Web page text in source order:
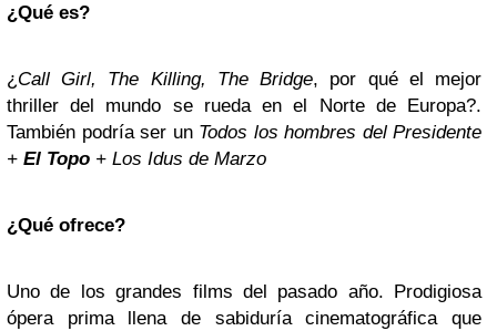
¿Qué es?
¿Call Girl, The Killing, The Bridge, por qué el mejor
thriller del mundo se rueda en el Norte de Europa?.
También podría ser un Todos los hombres del Presidente
+ El Topo + Los Idus de Marzo
¿Qué ofrece?
Uno de los grandes films del pasado año. Prodigiosa
ópera prima llena de sabiduría cinematográfica que